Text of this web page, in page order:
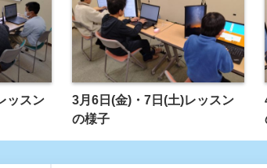
ッスン
3月6日(金)・7日(土)レッスン
の様子